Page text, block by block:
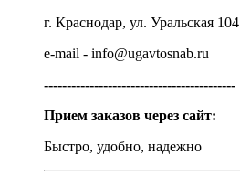
г. Краснодар, ул. Уральская 104
e-mail - info@ugavtosnab.ru
------------------------------------------
Прием заказов через сайт:
Быстро, удобно, надежно